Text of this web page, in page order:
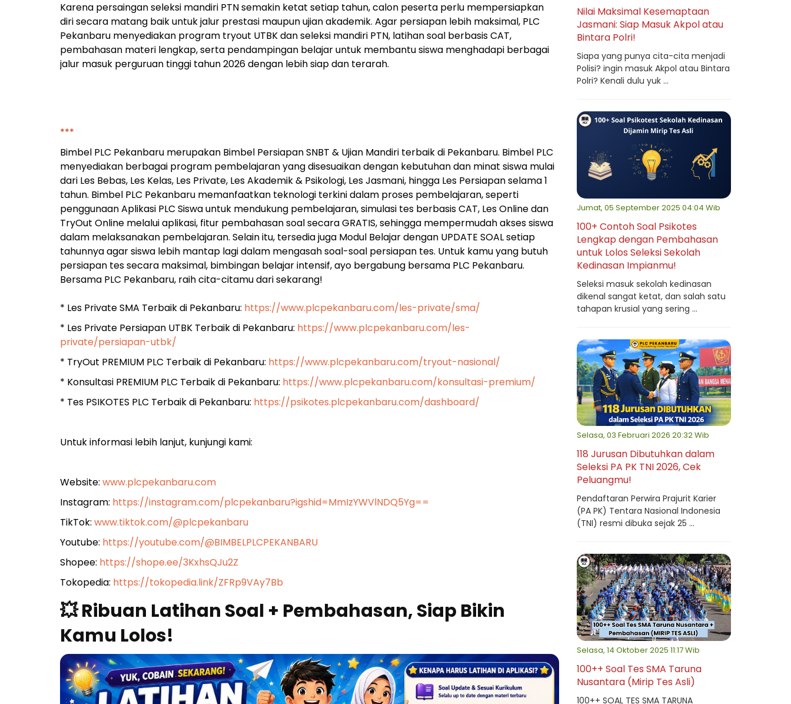
Karena persaingan seleksi mandiri PTN semakin ketat setiap tahun, calon peserta perlu mempersiapkan
diri secara matang baik untuk jalur prestasi maupun ujian akademik. Agar persiapan lebih maksimal, PLC
Pekanbaru menyediakan program tryout UTBK dan seleksi mandiri PTN, latihan soal berbasis CAT,
pembahasan materi lengkap, serta pendampingan belajar untuk membantu siswa menghadapi berbagai
jalur masuk perguruan tinggi tahun 2026 dengan lebih siap dan terarah.
***
Bimbel PLC Pekanbaru merupakan Bimbel Persiapan SNBT & Ujian Mandiri terbaik di Pekanbaru. Bimbel PLC
menyediakan berbagai program pembelajaran yang disesuaikan dengan kebutuhan dan minat siswa mulai
dari Les Bebas, Les Kelas, Les Private, Les Akademik & Psikologi, Les Jasmani, hingga Les Persiapan selama 1
tahun. Bimbel PLC Pekanbaru memanfaatkan teknologi terkini dalam proses pembelajaran, seperti
penggunaan Aplikasi PLC Siswa untuk mendukung pembelajaran, simulasi tes berbasis CAT, Les Online dan
TryOut Online melalui aplikasi, fitur pembahasan soal secara GRATIS, sehingga mempermudah akses siswa
dalam melaksanakan pembelajaran. Selain itu, tersedia juga Modul Belajar dengan UPDATE SOAL setiap
tahunnya agar siswa lebih mantap lagi dalam mengasah soal-soal persiapan tes. Untuk kamu yang butuh
persiapan tes secara maksimal, bimbingan belajar intensif, ayo bergabung bersama PLC Pekanbaru.
Bersama PLC Pekanbaru, raih cita-citamu dari sekarang!
* Les Private SMA Terbaik di Pekanbaru: https://www.plcpekanbaru.com/les-private/sma/
* Les Private Persiapan UTBK Terbaik di Pekanbaru: https://www.plcpekanbaru.com/les-
private/persiapan-utbk/
* TryOut PREMIUM PLC Terbaik di Pekanbaru: https://www.plcpekanbaru.com/tryout-nasional/
* Konsultasi PREMIUM PLC Terbaik di Pekanbaru: https://www.plcpekanbaru.com/konsultasi-premium/
* Tes PSIKOTES PLC Terbaik di Pekanbaru: https://psikotes.plcpekanbaru.com/dashboard/
Untuk informasi lebih lanjut, kunjungi kami:
Website: www.plcpekanbaru.com
Instagram: https://instagram.com/plcpekanbaru?igshid=MmIzYWVlNDQ5Yg==
TikTok: www.tiktok.com/@plcpekanbaru
Youtube: https://youtube.com/@BIMBELPLCPEKANBARU
Shopee: https://shope.ee/3KxhsQJu2Z
Tokopedia: https://tokopedia.link/ZFRp9VAy7Bb
💥 Ribuan Latihan Soal + Pembahasan, Siap Bikin
Kamu Lolos!
Nilai Maksimal Kesemaptaan
Jasmani: Siap Masuk Akpol atau
Bintara Polri!
Siapa yang punya cita-cita menjadi
Polisi? ingin masuk Akpol atau Bintara
Polri? Kenali dulu yuk ...
Jumat, 05 September 2025 04:04 Wib
100+ Contoh Soal Psikotes
Lengkap dengan Pembahasan
untuk Lolos Seleksi Sekolah
Kedinasan Impianmu!
Seleksi masuk sekolah kedinasan
dikenal sangat ketat, dan salah satu
tahapan krusial yang sering ...
Selasa, 03 Februari 2026 20:32 Wib
118 Jurusan Dibutuhkan dalam
Seleksi PA PK TNI 2026, Cek
Peluangmu!
Pendaftaran Perwira Prajurit Karier
(PA PK) Tentara Nasional Indonesia
(TNI) resmi dibuka sejak 25 ...
Selasa, 14 Oktober 2025 11:17 Wib
100++ Soal Tes SMA Taruna
Nusantara (Mirip Tes Asli)
100++ SOAL TES SMA TARUNA